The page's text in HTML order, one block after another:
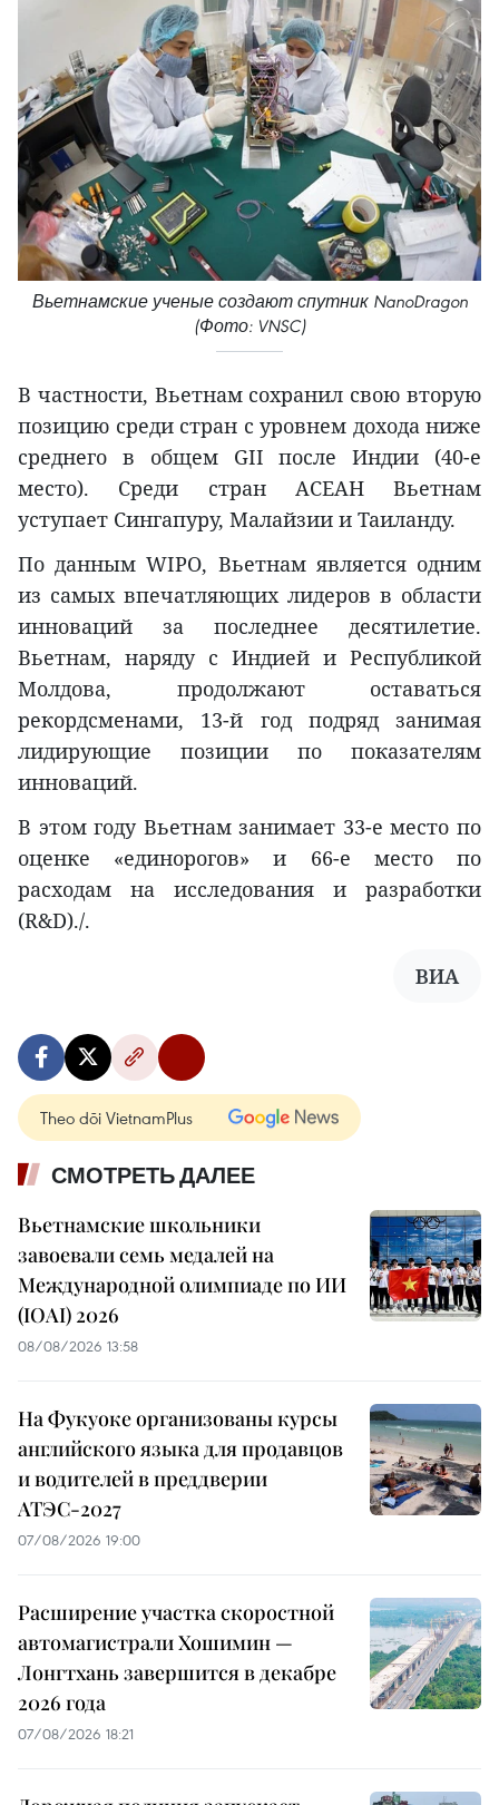
Вьетнамские ученые создают спутник NanoDragon
(Фото: VNSC)
В частности, Вьетнам сохранил свою вторую
позицию среди стран с уровнем дохода ниже
среднего в общем GII после Индии (40-е
место). Среди стран АСЕАН Вьетнам
уступает Сингапуру, Малайзии и Таиланду.
По данным WIPO, Вьетнам является одним
из самых впечатляющих лидеров в области
инноваций за последнее десятилетие.
Вьетнам, наряду с Индией и Республикой
Молдова, продолжают оставаться
рекордсменами, 13-й год подряд занимая
лидирующие позиции по показателям
инноваций.
В этом году Вьетнам занимает 33-е место по
оценке «единорогов» и 66-е место по
расходам на исследования и разработки
(R&D)./.
ВИА
Theo dõi VietnamPlus
СМОТРЕТЬ ДАЛЕЕ
Вьетнамские школьники
завоевали семь медалей на
Международной олимпиаде по ИИ
(IOAI) 2026
08/08/2026 13:58
На Фукуоке организованы курсы
английского языка для продавцов
и водителей в преддверии
АТЭС-2027
07/08/2026 19:00
Расширение участка скоростной
автомагистрали Хошимин —
Лонгтхань завершится в декабре
2026 года
07/08/2026 18:21